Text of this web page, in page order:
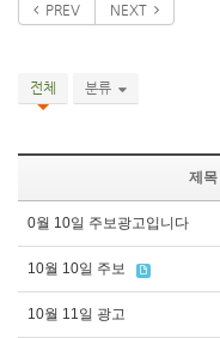
PREV NEXT
전체 분류
제목
0월 10일 주보광고입니다
10월 10일 주보
10월 11일 광고